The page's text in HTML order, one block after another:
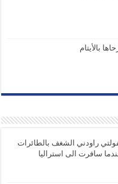
بالأيتام
راودني الشغف بالطائرات
سافرت الى استراليا